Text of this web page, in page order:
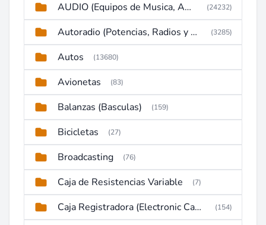
AUDIO (Equipos de Musica, Amplificadores, Reproductores, Etc) (24232)
Autoradio (Potencias, Radios y DVD) (3285)
Autos (13680)
Avionetas (83)
Balanzas (Basculas) (159)
Bicicletas (27)
Broadcasting (76)
Caja de Resistencias Variable (7)
Caja Registradora (Electronic Cash Register) (154)